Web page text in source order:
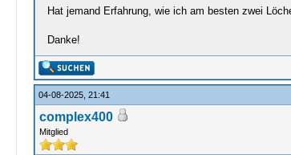
Hat jemand Erfahrung, wie ich am besten zwei
Danke!
04-08-2025, 21:41
complex400
Mitglied